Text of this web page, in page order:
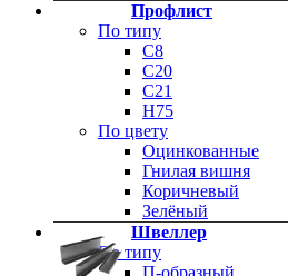
Профлист
По типу
С8
С20
C21
Н75
По цвету
Оцинкованные
Гнилая вишня
Коричневый
Зелёный
Швеллер
По типу
П-образный